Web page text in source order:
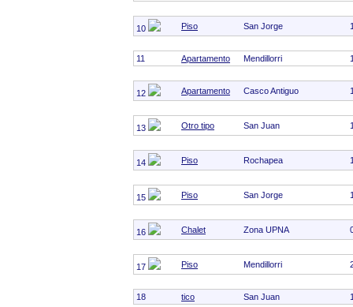
10 Piso San Jorge
11 Apartamento Mendillorri
12 Apartamento Casco Antiguo
13 Otro tipo San Juan
14 Piso Rochapea
15 Piso San Jorge
16 Chalet Zona UPNA
17 Piso Mendillorri
18 tico San Juan